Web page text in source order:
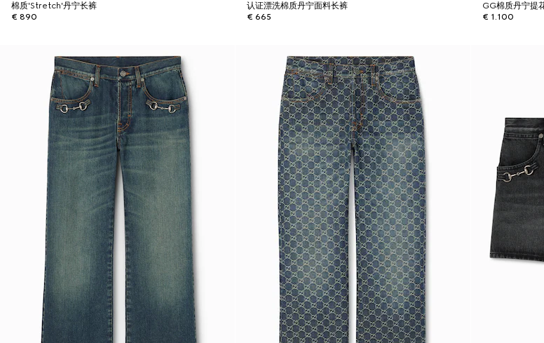
棉质'Stretch'丹宁长裤
€ 890
认证漂洗棉质丹宁面料长裤
€ 665
GG棉质丹宁提
€ 1.100